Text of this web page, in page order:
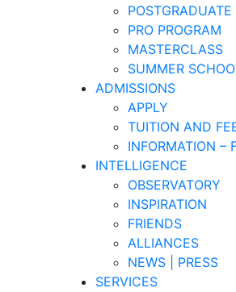
POSTGRADUATE
PRO PROGRAM
MASTERCLASS
SUMMER
ADMISSIONS
APPLY
TUITION AND
INFORMATION –
INTELLIGENCE
OBSERVATORY
INSPIRATION
FRIENDS
ALLIANCES
NEWS | PRESS
SERVICES